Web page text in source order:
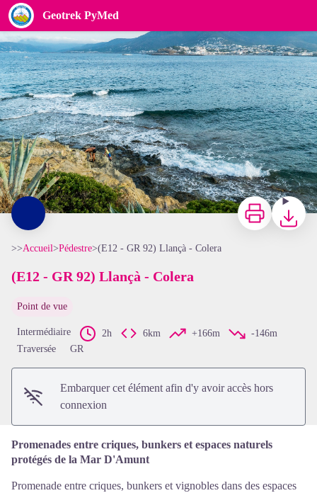
Geotrek PyMed
(E12 - GR 92) Llançà - Colera
Voir l'image en plein écran
Imprimer
>>Accueil>Pédestre>(E12 - GR 92) Llançà - Colera
(E12 - GR 92) Llançà - Colera
Point de vue
Intermédiaire 2h 6km +166m
-146m
Traversée
GR
Embarquer cet élément afin d'y avoir accès hors
connexion
Promenades entre criques, bunkers et espaces naturels
protégés de la Mar D'Amunt
Promenade entre criques, bunkers et vignobles dans des espaces